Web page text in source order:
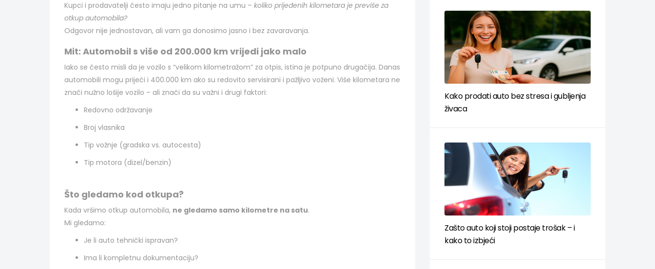
Kupci i prodavatelji često imaju jedno pitanje na umu – koliko prijeđenih kilometara je previše za
otkup automobila?
Odgovor nije jednostavan, ali vam ga donosimo jasno i bez zavaravanja.
Mit: Automobil s više od 200.000 km vrijedi jako malo
Iako se često misli da je vozilo s “velikom kilometražom” za otpis, istina je potpuno drugačija. Danas
automobili mogu prijeći i 400.000 km ako su redovito servisirani i pažljivo voženi. Više kilometara ne
znači nužno lošije vozilo – ali znači da su važni i drugi faktori:
Redovno održavanje
Broj vlasnika
Tip vožnje (gradska vs. autocesta)
Tip motora (dizel/benzin)
Što gledamo kod otkupa?
Kada vršimo otkup automobila, ne gledamo samo kilometre na satu.
Mi gledamo:
Je li auto tehnički ispravan?
Ima li kompletnu dokumentaciju?
Kako prodati auto bez stresa i gubljenja
živaca
Zašto auto koji stoji postaje trošak – i
kako to izbjeći